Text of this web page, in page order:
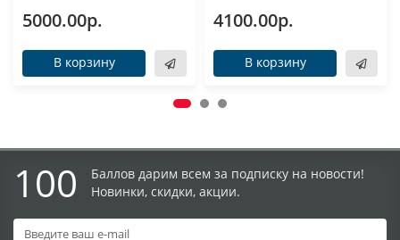
5000.00р.
В корзину
4100.00р.
В корзину
100
Баллов дарим всем за подписку на новости!
Новинки, скидки, акции.